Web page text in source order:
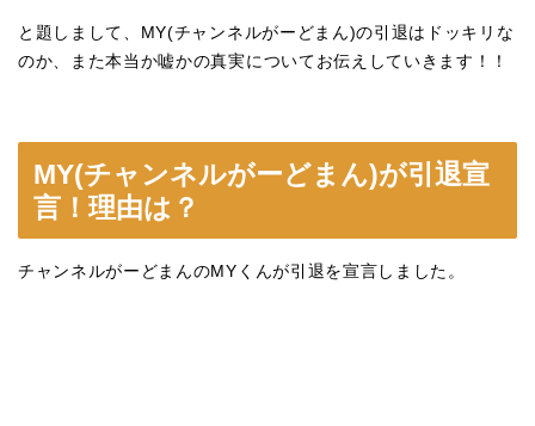
と題しまして、MY(チャンネルがーどまん)の引退はドッキリな
のか、また本当か嘘かの真実についてお伝えしていきます！！
MY(チャンネルがーどまん)が引退宣
言！理由は？
チャンネルがーどまんのMYくんが引退を宣言しました。